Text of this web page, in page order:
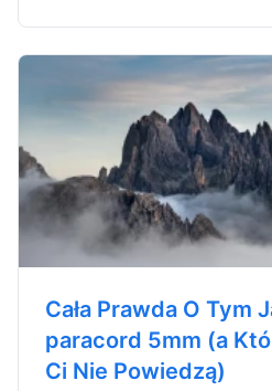
Cała Prawda O Tym
paracord 5mm (a
Ci Nie Powiedzą)